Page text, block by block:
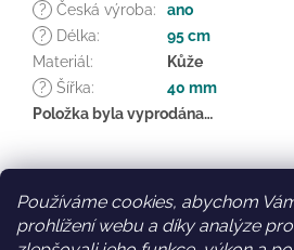
Používáme cookies, abychom
prohlížení webu a díky analýze
?
Česká výroba:
ano
?
Délka:
95 cm
Materiál :
Kůže
?
Šířka:
40 mm
Položka byla vyprodána…
Z
Facebook